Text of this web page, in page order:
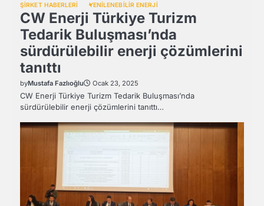
ŞİRKET HABERLERİ YENİLENEBİLİR ENERJİ
CW Enerji Türkiye Turizm
Tedarik Buluşması’nda
sürdürülebilir enerji çözümlerini
tanıttı
byMustafa Fazlıoğlu Ocak 23, 2025
CW Enerji Türkiye Turizm Tedarik Buluşması’nda
sürdürülebilir enerji çözümlerini tanıttı…